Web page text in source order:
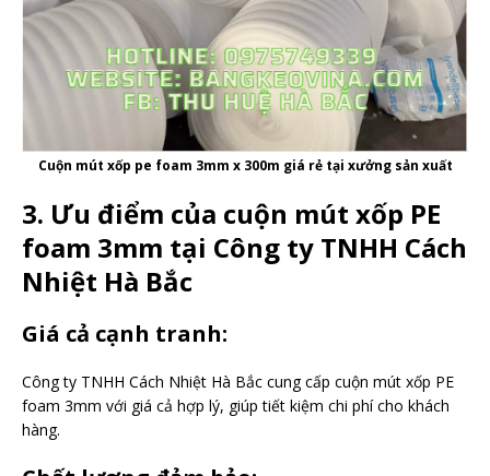
Cuộn mút xốp pe foam 3mm x 300m giá rẻ tại xưởng sản xuất
3. Ưu điểm của cuộn mút xốp PE
foam 3mm tại Công ty TNHH Cách
Nhiệt Hà Bắc
Giá cả cạnh tranh:
Công ty TNHH Cách Nhiệt Hà Bắc cung cấp cuộn mút xốp PE
foam 3mm với giá cả hợp lý, giúp tiết kiệm chi phí cho khách
hàng.